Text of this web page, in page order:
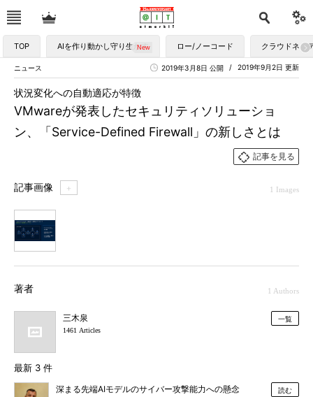
TOP AIを作り動かし守り生かす ロー/ノーコード クラウドネイ
ニュース 2019年9月2日 更新
2019年3月8日 公開
VMwareが発表したセキュリティソリューショ
ン、「Service-Defined Firewall」の新しさとは
状況変化への自動適応が特徴
記事を見る
記事画像 ＋ 1 Images
著者 1 Authors
三木泉
1461 Articles
一覧
最新 3 件
深まる先端AIモデルのサイバー攻撃能力への懸念
読む